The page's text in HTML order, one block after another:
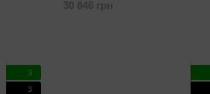
30 846 грн
3
3